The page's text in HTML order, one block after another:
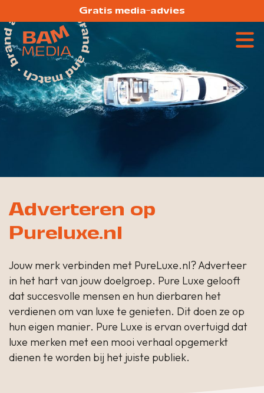
Gratis media-advies
Adverteren op
Pureluxe.nl
Jouw merk verbinden met PureLuxe.nl? Adverteer
in het hart van jouw doelgroep. Pure Luxe gelooft
dat succesvolle mensen en hun dierbaren het
verdienen om van luxe te genieten. Dit doen ze op
hun eigen manier. Pure Luxe is ervan overtuigd dat
luxe merken met een mooi verhaal opgemerkt
dienen te worden bij het juiste publiek.